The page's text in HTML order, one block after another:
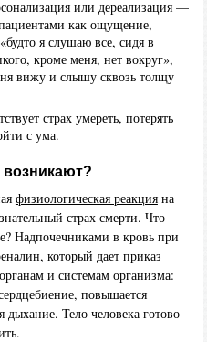
или дереализация —
как ощущение,
я слушаю все, сидя в
кроме меня, нет вокруг»,
вижу и слышу сквозь толщу
страх умереть, потерять
с ума.
физиологическая реакцияна
страх смерти. Что
Надпочечниками в кровь при
который дает приказ
и системам организма:
повышается
дыхание. Тело человека готово